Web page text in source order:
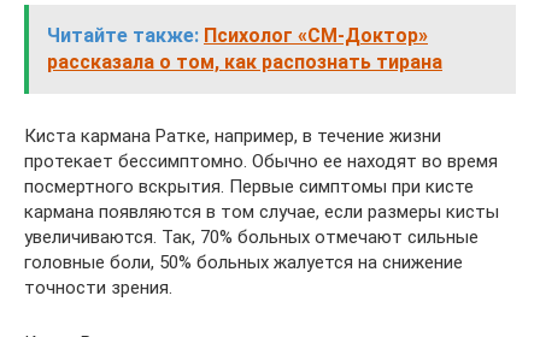
Читайте также: Психолог «СМ-Доктор»
рассказала о том, как распознать тирана
Киста кармана Ратке, например, в течение жизни
протекает бессимптомно. Обычно ее находят во время
посмертного вскрытия. Первые симптомы при кисте
кармана появляются в том случае, если размеры кисты
увеличиваются. Так, 70% больных отмечают сильные
головные боли, 50% больных жалуется на снижение
точности зрения.